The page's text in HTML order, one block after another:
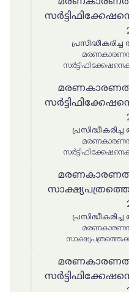
പ്രസിദ്ധീകരിച്ച
പ്രസിദ്ധീകരിച്ച
പ്രസിദ്ധീകരിച്ച